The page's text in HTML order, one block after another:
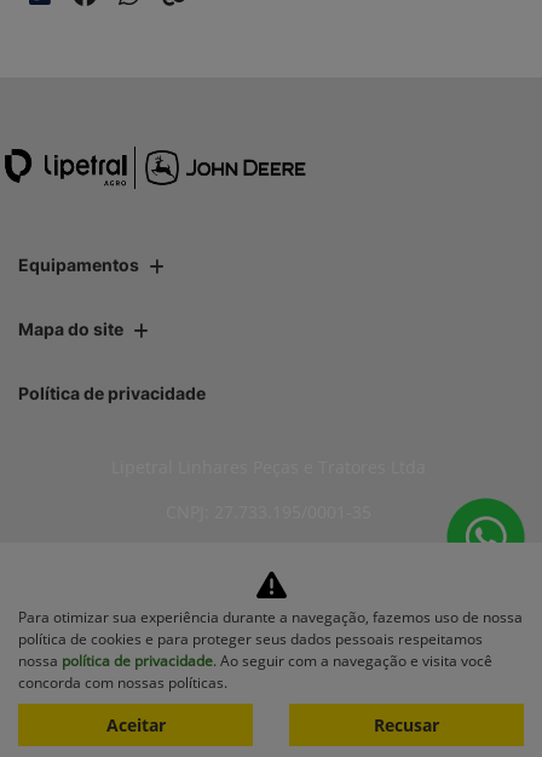
Equipamentos
Mapa do site
Política de privacidade
No trânsito, enxergar o outro
salva vidas.
Desenvolvido pela DEALERSPACE ® Direitos Reservados.
Para otimizar sua experiência durante a navegação, fazemos uso de nossa
política de cookies e para proteger seus dados pessoais respeitamos
nossa política de privacidade. Ao seguir com a navegação e visita você
concorda com nossas políticas.
Aceitar Recusar